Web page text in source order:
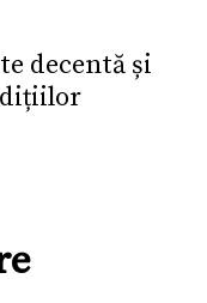
decentă și